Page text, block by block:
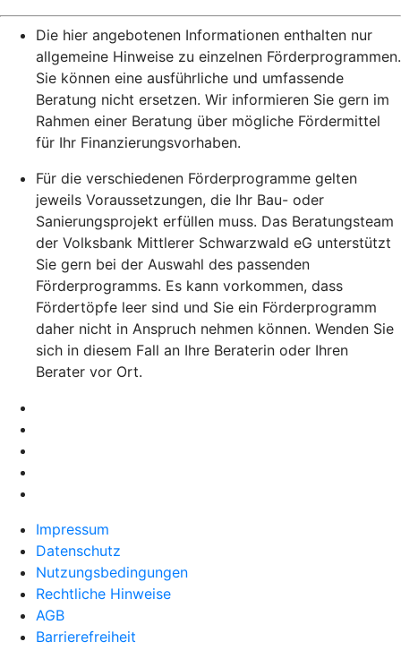
Die hier angebotenen Informationen enthalten nur
allgemeine Hinweise zu einzelnen Förderprogrammen.
Sie können eine ausführliche und umfassende
Beratung nicht ersetzen. Wir informieren Sie gern im
Rahmen einer Beratung über mögliche Fördermittel
für Ihr Finanzierungsvorhaben.
Für die verschiedenen Förderprogramme gelten
jeweils Voraussetzungen, die Ihr Bau- oder
Sanierungsprojekt erfüllen muss. Das Beratungsteam
der Volksbank Mittlerer Schwarzwald eG unterstützt
Sie gern bei der Auswahl des passenden
Förderprogramms. Es kann vorkommen, dass
Fördertöpfe leer sind und Sie ein Förderprogramm
daher nicht in Anspruch nehmen können. Wenden Sie
sich in diesem Fall an Ihre Beraterin oder Ihren
Berater vor Ort.
Impressum
Datenschutz
Nutzungsbedingungen
Rechtliche Hinweise
AGB
Barrierefreiheit